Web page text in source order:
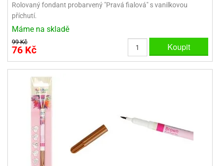
Rolovaný fondant probarvený "Pravá fialová" s vanilkovou
příchutí.
Máme na skladě
99 Kč
76 Kč Koupit